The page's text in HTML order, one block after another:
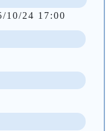
10/24 17:00